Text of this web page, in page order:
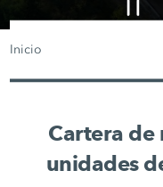
Inicio
Cartera de
unidades